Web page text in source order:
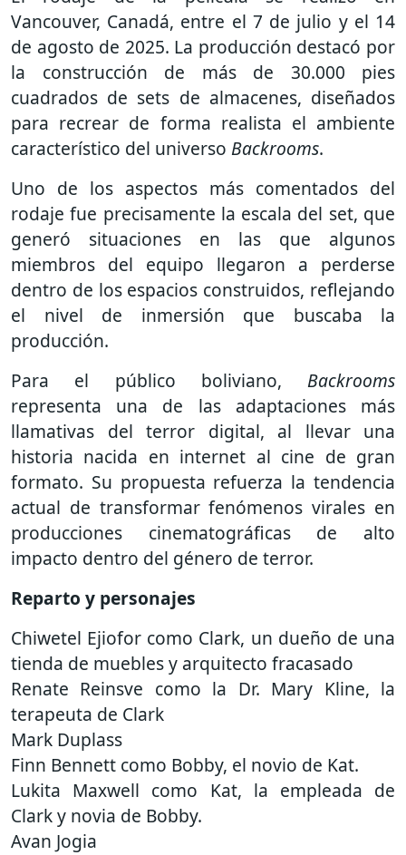
Vancouver, Canadá, entre el 7 de julio y el 14
de agosto de 2025. La producción destacó por
la construcción de más de 30.000 pies
cuadrados de sets de almacenes, diseñados
para recrear de forma realista el ambiente
característico del universo Backrooms.
Uno de los aspectos más comentados del
rodaje fue precisamente la escala del set, que
generó situaciones en las que algunos
miembros del equipo llegaron a perderse
dentro de los espacios construidos, reflejando
el nivel de inmersión que buscaba la
producción.
Para el público boliviano, Backrooms
representa una de las adaptaciones más
llamativas del terror digital, al llevar una
historia nacida en internet al cine de gran
formato. Su propuesta refuerza la tendencia
actual de transformar fenómenos virales en
producciones cinematográficas de alto
impacto dentro del género de terror.
Reparto y personajes
Chiwetel Ejiofor como Clark, un dueño de una
tienda de muebles y arquitecto fracasado
Renate Reinsve como la Dr. Mary Kline, la
terapeuta de Clark
Mark Duplass
Finn Bennett como Bobby, el novio de Kat.
Lukita Maxwell como Kat, la empleada de
Clark y novia de Bobby.
Avan Jogia